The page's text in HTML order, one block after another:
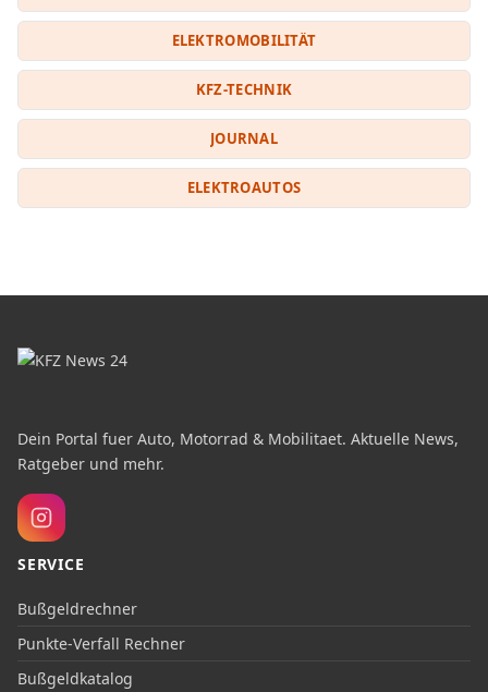
ELEKTROMOBILITÄT
KFZ-TECHNIK
JOURNAL
ELEKTROAUTOS
Dein Portal fuer Auto, Motorrad & Mobilitaet. Aktuelle News,
Ratgeber und mehr.
SERVICE
Bußgeldrechner
Punkte-Verfall Rechner
Bußgeldkatalog